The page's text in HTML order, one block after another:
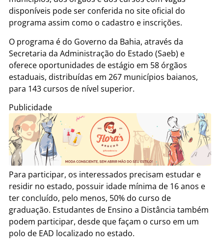
disponíveis pode ser conferida no site oficial do
programa assim como o cadastro e inscrições.
O programa é do Governo da Bahia, através da
Secretaria da Administração do Estado (Saeb) e
oferece oportunidades de estágio em 58 órgãos
estaduais, distribuídas em 267 municípios baianos,
para 143 cursos de nível superior.
Publicidade
Para participar, os interessados precisam estudar e
residir no estado, possuir idade mínima de 16 anos e
ter concluído, pelo menos, 50% do curso de
graduação. Estudantes de Ensino a Distância também
podem participar, desde que façam o curso em um
polo de EAD localizado no estado.